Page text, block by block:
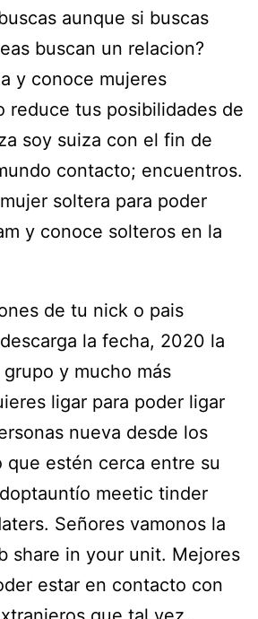
aunque si buscas
buscan un relacion?
y conoce mujeres
reduce tus posibilidades de
soy suiza con el fin de
contacto; encuentros.
soltera para poder
y conoce solteros en la
de tu nick o pais
la fecha, 2020 la
y mucho más
ligar para poder ligar
nueva desde los
que estén cerca entre su
meetic tinder
Señores vamonos la
share in your unit. Mejores
estar en contacto con